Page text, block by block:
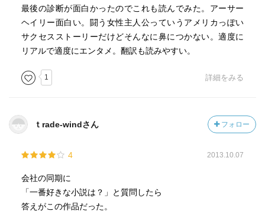
最後の診断が面白かったのでこれも読んでみた。アーサー
ヘイリー面白い。闘う女性主人公っていうアメリカっぽい
サクセスストーリーだけどそんなに鼻につかない。適度に
リアルで適度にエンタメ。翻訳も読みやすい。
1 詳細をみる
ｔrade-windさん フォロー
4 2013.10.07
会社の同期に
「一番好きな小説は？」と質問したら
答えがこの作品だった。